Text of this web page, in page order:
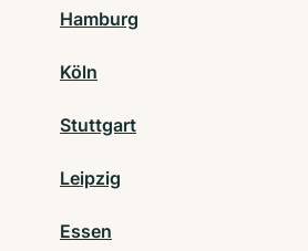
Hamburg
Köln
Stuttgart
Leipzig
Essen